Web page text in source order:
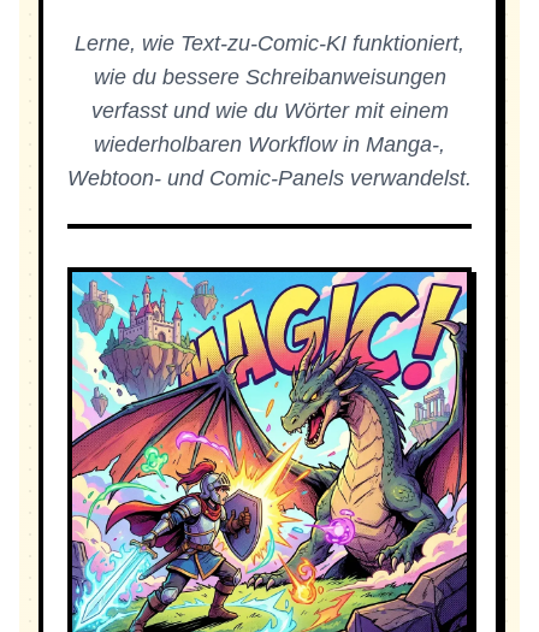
Lerne, wie Text-zu-Comic-KI funktioniert,
wie du bessere Schreibanweisungen
verfasst und wie du Wörter mit einem
wiederholbaren Workflow in Manga-,
Webtoon- und Comic-Panels verwandelst.